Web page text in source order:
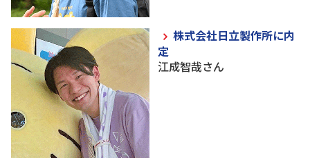
株式会社日立製作所に内
定
江成智哉さん